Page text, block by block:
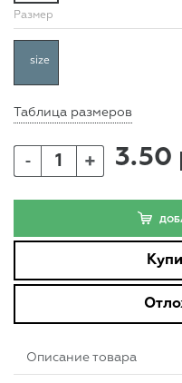
Размер
size
Таблица размеров
- + 3.50
Описание товара